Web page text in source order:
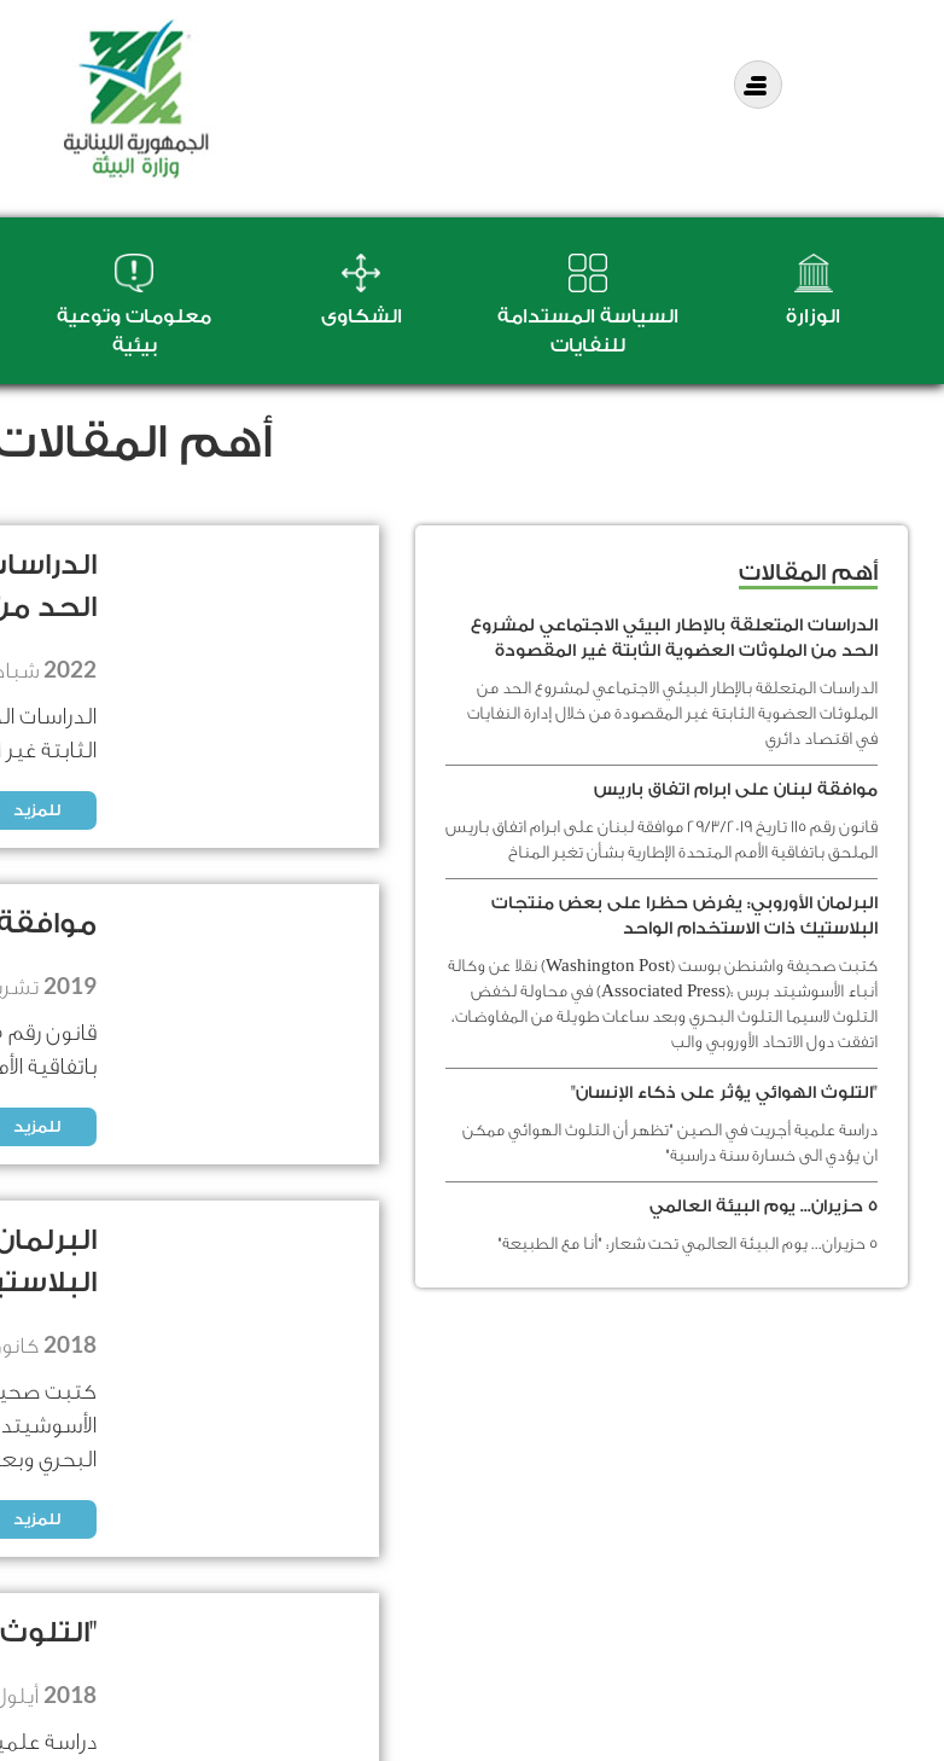
الوزارة
السياسة المستدامة
للنفايات
الشكاوى
معلومات وتوعية
بيئية
أهم
الحد
2022
الدراسات
الثابتة
للمزيد
2019
باتفاقية
للمزيد
2018
البحري
للمزيد
2018
دراسة
أهم المقالات
الدراسات المتعلقة بالإطار البيئي الاجتماعي لمشروع
الحد من الملوثات العضوية الثابتة غير المقصودة
الدراسات المتعلقة بالإطار البيئي الاجتماعي لمشروع الحد من
الملوثات العضوية الثابتة غير المقصودة من خلال إدارة النفايات
في اقتصاد دائري
موافقة لبنان على ابرام اتفاق باريس
قانون رقم 115 تاريخ 29/3/2019 موافقة لبنان على ابرام اتفاق باريس
الملحق باتفاقية الأمم المتحدة الإطارية بشأن تغير المناخ
البرلمان الأوروبي: يفرض حظرا على بعض منتجات
البلاستيك ذات الاستخدام الواحد
كتبت صحيفة واشنطن بوست (Washington Post) نقلا عن وكالة
أنباء الأسوشيتد برس :(Associated Press) في محاولة لخفض
التلوث لاسيما التلوث البحري وبعد ساعات طويلة من المفاوضات،
اتفقت دول الاتحاد الأوروبي والب
"التلوث الهوائي يؤثر على ذكاء الإنسان"
دراسة علمية أجريت في الصين "تظهر أن التلوث الهوائي ممكن
ان يؤدي الى خسارة سنة دراسية"
5 حزيران... يوم البيئة العالمي
5 حزيران... يوم البيئة العالمي تحت شعار: "أنا مع الطبيعة"